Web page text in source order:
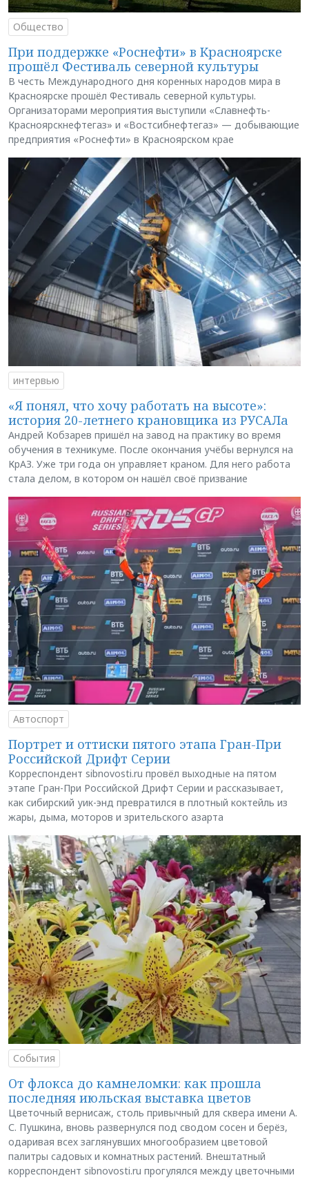
Общество
При поддержке «Роснефти» в Красноярске
прошёл Фестиваль северной культуры
В честь Международного дня коренных народов мира в
Красноярске прошёл Фестиваль северной культуры.
Организаторами мероприятия выступили «Славнефть-
Красноярскнефтегаз» и «Востсибнефтегаз» — добывающие
предприятия «Роснефти» в Красноярском крае
интервью
«Я понял, что хочу работать на высоте»:
история 20-летнего крановщика из РУСАЛа
Андрей Кобзарев пришёл на завод на практику во время
обучения в техникуме. После окончания учёбы вернулся на
КрАЗ. Уже три года он управляет краном. Для него работа
стала делом, в котором он нашёл своё призвание
Автоспорт
Портрет и оттиски пятого этапа Гран-При
Российской Дрифт Серии
Корреспондент sibnovosti.ru провёл выходные на пятом
этапе Гран-При Российской Дрифт Серии и рассказывает,
как сибирский уик-энд превратился в плотный коктейль из
жары, дыма, моторов и зрительского азарта
События
От флокса до камнеломки: как прошла
последняя июльская выставка цветов
Цветочный вернисаж, столь привычный для сквера имени А.
С. Пушкина, вновь развернулся под сводом сосен и берёз,
одаривая всех заглянувших многообразием цветовой
палитры садовых и комнатных растений. Внештатный
корреспондент sibnovosti.ru прогулялся между цветочными